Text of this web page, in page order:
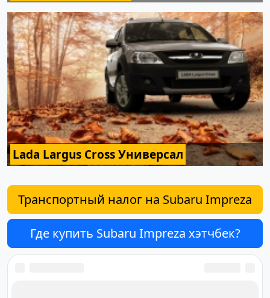
Lada Largus Cross Универсал
Транспортный налог на Subaru Impreza
Где купить Subaru Impreza хэтчбек?